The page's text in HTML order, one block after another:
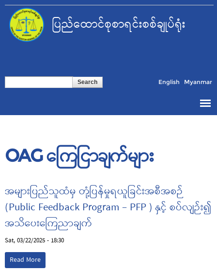
Skip to
content
ပြည်ထောင်စုစာရင်းစစ်ချုပ်ရုံး
Search form English Myanmar
OAG ကြေငြာချက်များ
အများပြည်သူထံမှ တုံ့ပြန်မှုရယူခြင်းအစီအစဉ်
(Public Feedback Program – PFP ) နှင့် စပ်လျဉ်း၍
အသိပေးကြေညာချက်
Sat, 03/22/2025 - 18:30
Read More